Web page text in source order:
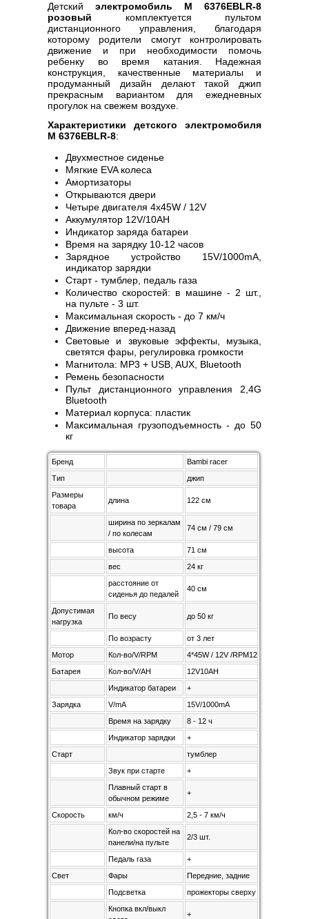
Детский электромобиль M 6376EBLR-8
розовый комплектуется пультом
дистанционного управления, благодаря
которому родители смогут контролировать
движение и при необходимости помочь
ребенку во время катания. Надежная
конструкция, качественные материалы и
продуманный дизайн делают такой джип
прекрасным вариантом для ежедневных
прогулок на свежем воздухе.
Характеристики детского электромобиля
M 6376EBLR-8:
Двухместное сиденье
Мягкие EVA колеса
Амортизаторы
Открываются двери
Четыре двигателя 4х45W / 12V
Аккумулятор 12V/10AH
Индикатор заряда батареи
Время на зарядку 10-12 часов
Зарядное устройство 15V/1000mA,
индикатор зарядки
Старт - тумблер, педаль газа
Количество скоростей: в машине - 2 шт.,
на пульте - 3 шт.
Максимальная скорость - до 7 км/ч
Движение вперед-назад
Световые и звуковые эффекты, музыка,
светятся фары, регулировка громкости
Магнитола: MP3 + USB, AUX, Bluetooth
Ремень безопасности
Пульт дистанционного управления 2,4G
Bluetooth
Материал корпуса: пластик
Максимальная грузоподъемность - до 50
кг
Бренд
Bambi racer
Тип
джип
Размеры
товара
длина 122 см
ширина по зеркалам
/ по колесам
74 см / 79 см
высота
71 см
вес
24 кг
расстояние от
сиденья до педалей
40 см
Допустимая
нагрузка
По весу до 50 кг
По возрасту
от 3 лет
Мотор
Кол-во/V/RPM
4*45W / 12V /RPM12000
Батарея
Кол-во/V/AH
12V10AH
Индикатор батареи
+
Зарядка
V/mA
15V/1000mA
Время на зарядку
8 - 12 ч
Индикатор зарядки
+
Старт
тумблер
Звук при старте
+
Плавный старт в
обычном режиме
+
Скорость км/ч
2,5 - 7 км/ч
Кол-во скоростей на
панели/на пульте
2/3 шт.
Педаль газа
+
Свет
Фары
Передние, задние
Подсветка
прожекторы сверху
Кнопка вкл/выкл
+